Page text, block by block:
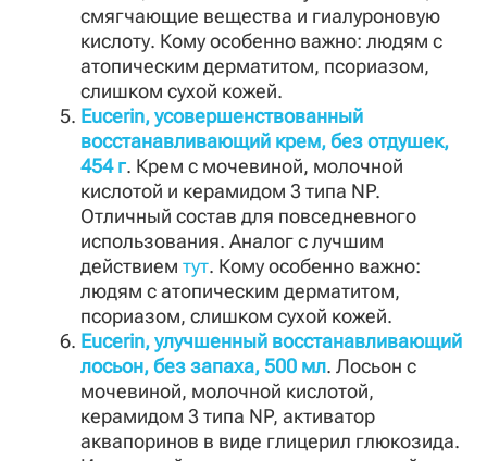
смягчающие вещества и гиалуроновую
кислоту. Кому особенно важно: людям с
атопическим дерматитом, псориазом,
слишком сухой кожей.
Eucerin, усовершенствованный
восстанавливающий крем, без отдушек,
454 г. Крем с мочевиной, молочной
кислотой и керамидом 3 типа NP.
Отличный состав для повседневного
использования. Аналог с лучшим
действием тут. Кому особенно важно:
людям с атопическим дерматитом,
псориазом, слишком сухой кожей.
Eucerin, улучшенный восстанавливающий
лосьон, без запаха, 500 мл. Лосьон с
мочевиной, молочной кислотой,
керамидом 3 типа NP, активатор
аквапоринов в виде глицерил глюкозида.